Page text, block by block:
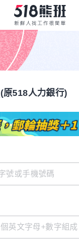
(原518人力銀行)